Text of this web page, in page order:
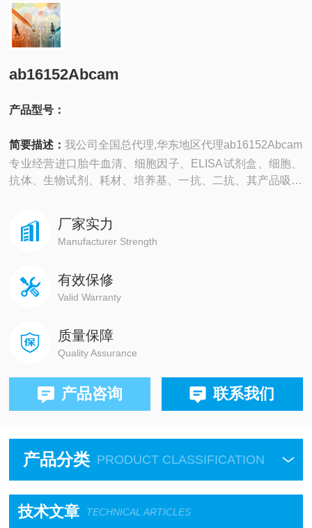
ab16152Abcam
产品型号：
简要描述：我公司全国总代理,华东地区代理ab16152Abcam
专业经营进口胎牛血清、细胞因子、ELISA试剂盒、细胞、
抗体、生物试剂、耗材、培养基、一抗、二抗、其产品吸附
厂家实力
Manufacturer Strength
有效保修
Valid Warranty
质量保障
Quality Assurance
产品咨询 联系我们
产品分类 PRODUCT CLASSIFICATION
技术文章 TECHNICAL ARTICLES